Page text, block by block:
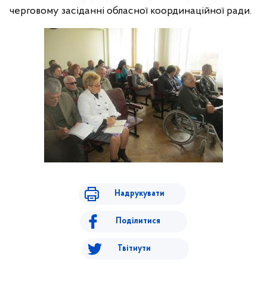
черговому засіданні обласної координаційної ради.
Надрукувати
Поділитися
Твітнути